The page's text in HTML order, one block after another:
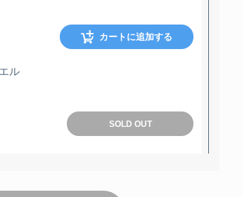
カートに追加する
ル
SOLD OUT